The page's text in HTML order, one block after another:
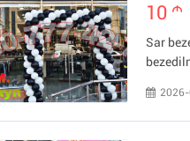
10 m
Sar